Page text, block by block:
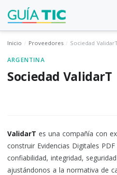
Inicio Proveedores Sociedad
ARGENTINA
Sociedad ValidarT
ValidarT es una compañía con
construir Evidencias Digitales
confiabilidad, integridad,
ajustándonos a la normativa de